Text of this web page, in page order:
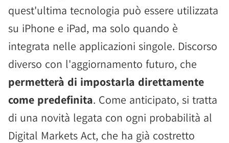
quest'ultima tecnologia può essere utilizzata
su iPhone e iPad, ma solo quando è
integrata nelle applicazioni singole. Discorso
diverso con l'aggiornamento futuro, che
permetterà di impostarla direttamente
come predefinita. Come anticipato, si tratta
di una novità legata con ogni probabilità al
Digital Markets Act, che ha già costretto